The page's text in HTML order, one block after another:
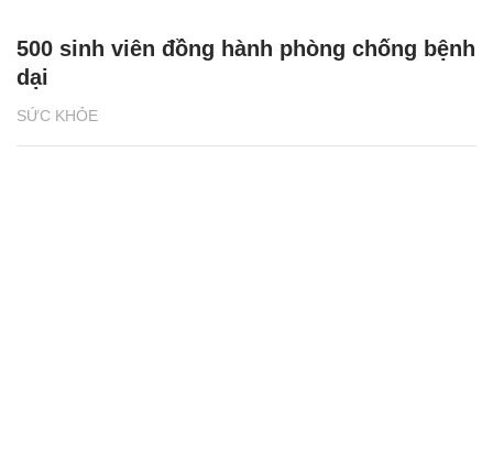
SỨC KHỎE
500 sinh viên đồng hành phòng chống bệnh
dại